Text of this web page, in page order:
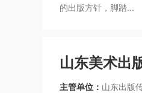
的出版方针，脚踏...
山东美术出
主管单位： 山东出版